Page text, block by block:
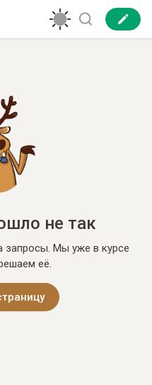
не так
запросы. Мы уже в курсе
её.